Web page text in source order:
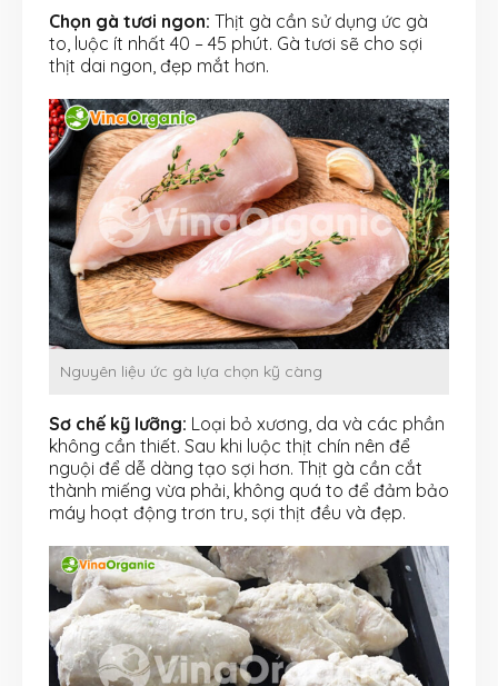
Chọn gà tươi ngon: Thịt gà cần sử dụng ức gà
to, luộc ít nhất 40 – 45 phút. Gà tươi sẽ cho sợi
thịt dai ngon, đẹp mắt hơn.
Nguyên liệu ức gà lựa chọn kỹ càng
Sơ chế kỹ lưỡng: Loại bỏ xương, da và các phần
không cần thiết. Sau khi luộc thịt chín nên để
nguội để dễ dàng tạo sợi hơn. Thịt gà cần cắt
thành miếng vừa phải, không quá to để đảm bảo
máy hoạt động trơn tru, sợi thịt đều và đẹp.